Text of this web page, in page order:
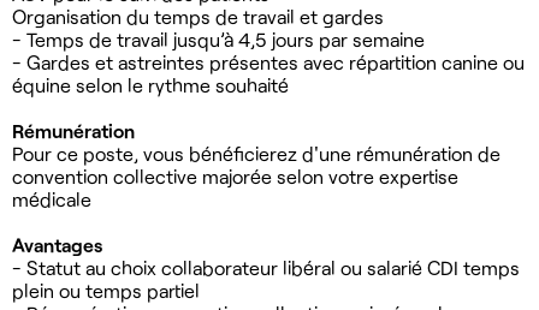
Organisation du temps de travail et gardes
- Temps de travail jusqu’à 4,5 jours par semaine
- Gardes et astreintes présentes avec répartition canine ou
équine selon le rythme souhaité
Rémunération
Pour ce poste, vous bénéficierez d'une rémunération de
convention collective majorée selon votre expertise
médicale
Avantages
- Statut au choix collaborateur libéral ou salarié CDI temps
plein ou temps partiel